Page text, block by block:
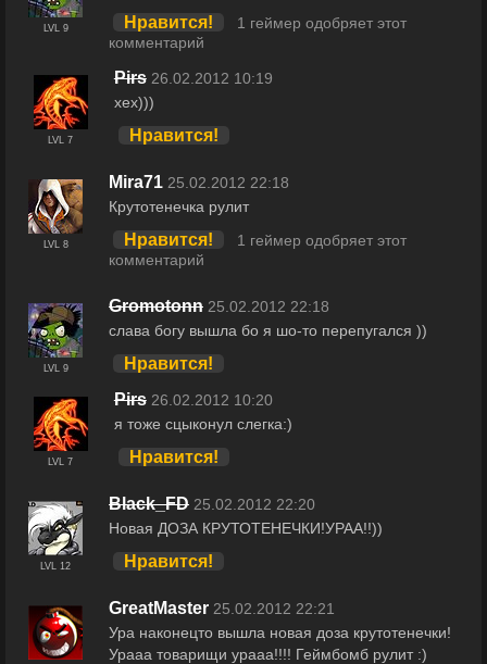
LVL 9 Нравится!
1 геймер одобряет этот
комментарий
LVL 7
Pirs 26.02.2012 10:19
хех)))
Нравится!
LVL 8
Mira71 25.02.2012 22:18
Крутотенечка рулит
Нравится!
1 геймер одобряет этот
комментарий
LVL 9
Gromotonn 25.02.2012 22:18
слава богу вышла бо я шо-то перепугался ))
Нравится!
LVL 7
Pirs 26.02.2012 10:20
я тоже сцыконул слегка:)
Нравится!
LVL 12
Black_FD 25.02.2012 22:20
Новая ДОЗА КРУТОТЕНЕЧКИ!УРАА!!))
Нравится!
GreatMaster 25.02.2012 22:21
Ура наконецто вышла новая доза крутотенечки!
Урааа товарищи урааа!!!! Геймбомб рулит :)